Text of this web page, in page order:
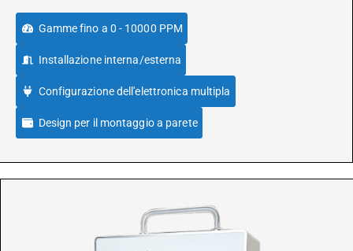
Gamme fino a 0 - 10000 PPM
Installazione interna/esterna
Configurazione dell'elettronica multipla
Design per il montaggio a parete